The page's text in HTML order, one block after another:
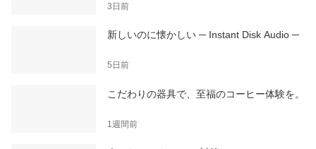
3日前
新しいのに懐かしい ─ Instant Disk Audio ─
5日前
こだわりの器具で、至福のコーヒー体験を。
1週間前